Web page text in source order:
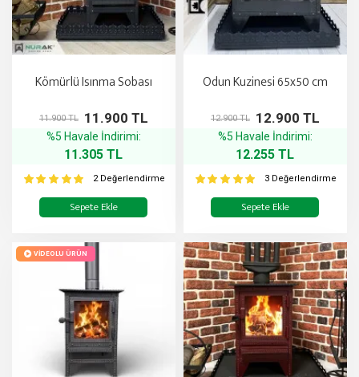
Kömürlü Isınma Sobası
11.900 TL
11.900 TL
%5 Havale İndirimi:
11.305 TL
2 Değerlendirme
Sepete Ekle
Odun Kuzinesi 65x50 cm
12.900 TL
12.900 TL
%5 Havale İndirimi:
12.255 TL
3 Değerlendirme
Sepete Ekle
VIDEOLU ÜRÜN